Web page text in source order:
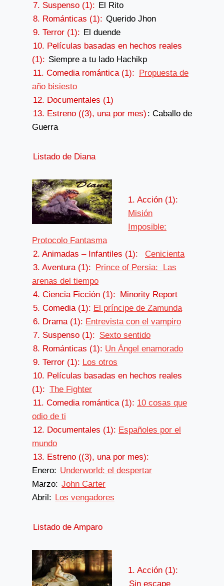
7. Suspenso (1): El Rito
8. Románticas (1): Querido Jhon
9. Terror (1): El duende
10. Películas basadas en hechos reales
(1): Siempre a tu lado Hachikp
11. Comedia romántica (1): Propuesta de
año bisiesto
12. Documentales (1)
13. Estreno ((3), una por mes) : Caballo de
Guerra
Listado de Diana
1. Acción (1):
Misión
Imposible:
Protocolo Fantasma
2. Animadas – Infantiles (1):
Cenicienta
3. Aventura (1): Prince of Persia: Las
arenas del tiempo
4. Ciencia Ficción (1): Minority Report
5. Comedia (1): El príncipe de Zamunda
6. Drama (1): Entrevista con el vampiro
7. Suspenso (1): Sexto sentido
8. Románticas (1): Un Ángel enamorado
9. Terror (1): Los otros
10. Películas basadas en hechos reales
(1): The Fighter
11. Comedia romántica (1): 10 cosas que
odio de ti
12. Documentales (1): Españoles por el
mundo
13. Estreno ((3), una por mes):
Enero: Underworld: el despertar
Marzo: John Carter
Abril: Los vengadores
Listado de Amparo
1. Acción (1):
Sin escape